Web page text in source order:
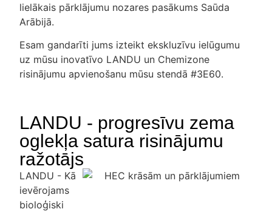
lielākais pārklājumu nozares pasākums Saūda
Arābijā.
Esam gandarīti jums izteikt ekskluzīvu ielūgumu
uz mūsu inovatīvo LANDU un Chemizone
risinājumu apvienošanu mūsu stendā #3E60.
LANDU - progresīvu zema
oglekļa satura risinājumu
ražotājs
LANDU - Kā
ievērojams
bioloģiski